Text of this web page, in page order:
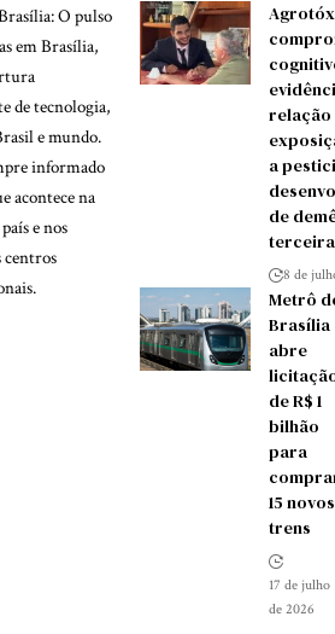
O pulso
em Brasília,
de tecnologia,
e mundo.
informado
acontece na
e nos
a
de
8 de
Metrô
Brasília
abre
de R$ 1
bilhão
para
15 novos
trens
17 de julho
de 2026